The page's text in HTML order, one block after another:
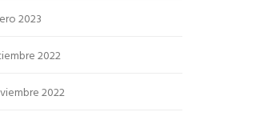
2023
2022
2022